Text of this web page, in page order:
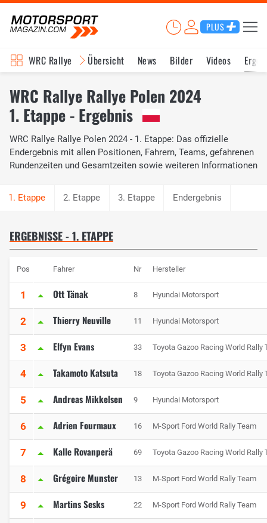
PLUS
WRC Rallye Übersicht News Bilder Videos
WRC Rallye Rallye Polen 2024
1. Etappe - Ergebnis
WRC Rallye Rallye Polen 2024 - 1. Etappe: Das offizielle
Endergebnis mit allen Positionen, Fahrern, Teams, gefahrenen
Rundenzeiten und Gesamtzeiten sowie weiteren Informationen
2. Etappe 3. Etappe Endergebnis
ERGEBNISSE - 1. ETAPPE
Pos Fahrer Nr Hersteller
1 Ott Tänak 8 Hyundai Motorsport
2 Thierry Neuville 11 Hyundai Motorsport
3 Elfyn Evans 33 Toyota Gazoo Racing World Rally
4 Takamoto Katsuta 18 Toyota Gazoo Racing World Rally
5 Andreas Mikkelsen 9 Hyundai Motorsport
6 Adrien Fourmaux 16 M-Sport Ford World Rally Team
7 Kalle Rovanperä 69 Toyota Gazoo Racing World Rally
8 Grégoire Munster 13 M-Sport Ford World Rally Team
9 Martins Sesks 22 M-Sport Ford World Rally Team